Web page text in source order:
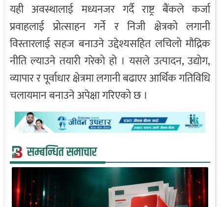
यही अवस्थालाई मध्यनजर गर्दै राष्ट्र बैंकले कर्जा
प्रवाहलाई प्रोत्साहन गर्ने र निजी क्षेत्रको लगानी
विस्तारलाई सहज बनाउने उद्देश्यसहित लचिलो मौद्रिक
नीति ल्याउने तयारी गरेको हो । यसले उत्पादन, उद्योग,
व्यापार र पूर्वाधार क्षेत्रमा लगानी बढाएर आर्थिक गतिविधि
चलायमान बनाउने अपेक्षा गरिएको छ ।
सम्बन्धित समाचार